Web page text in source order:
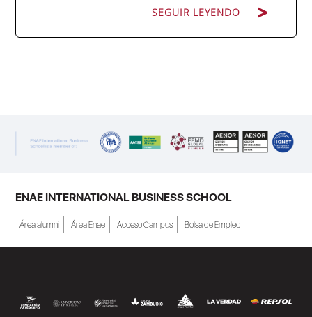
SEGUIR LEYENDO
a Crecer". El programa está dirigido a
personas inscritas como demandantes de
becas de estudio parciales (50%), además
de al menos una beca...
ENAE INTERNATIONAL BUSINESS SCHOOL
Área alumni Área Enae Acceso Campus Bolsa de Empleo